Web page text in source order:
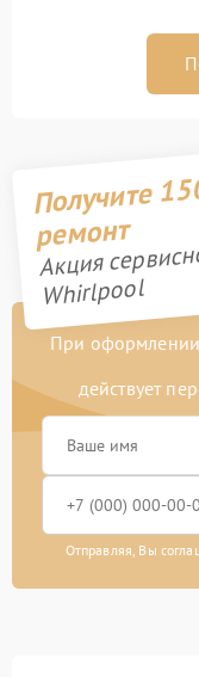
Получите
ремонт
Акция
Whirlpool
При оформлении
действует
Отправляя, Вы